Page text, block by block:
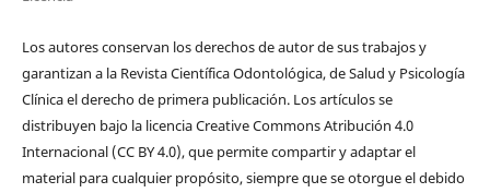
Los autores conservan los derechos de autor de sus trabajos y
garantizan a la Revista Científica Odontológica, de Salud y Psicología
Clínica el derecho de primera publicación. Los artículos se
distribuyen bajo la licencia Creative Commons Atribución 4.0
Internacional (CC BY 4.0), que permite compartir y adaptar el
material para cualquier propósito, siempre que se otorgue el debido